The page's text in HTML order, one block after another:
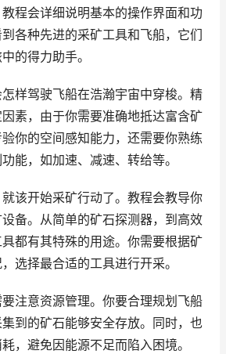
程会详细说明基本的操作界面和功
各种先进的采矿工具和飞船，它们
的得力助手。
样驾驶飞船在浩瀚宇宙中穿梭。精
素，由于你需要准确地抵达富含矿
你的空间感知能力，还需要你熟练
能，如加速、减速、转给等。
该开始采矿行动了。教程会教导你
备。从简单的矿石探测器，到高效
都有其特殊的用途。你需要根据矿
选择最合适的工具进行开采。
注意资源管理。你要合理规划飞船
到的矿石能够安全存放。同时，也
，避免因能源不足而陷入困境。